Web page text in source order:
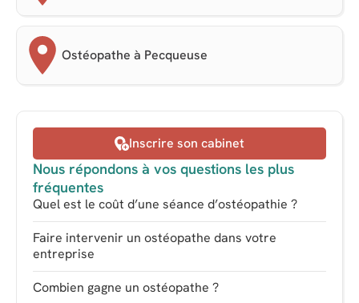
Ostéopathe à Pecqueuse
Inscrire son cabinet
Nous répondons à vos questions les plus
fréquentes
Quel est le coût d’une séance d’ostéopathie ?
Faire intervenir un ostéopathe dans votre
entreprise
Combien gagne un ostéopathe ?